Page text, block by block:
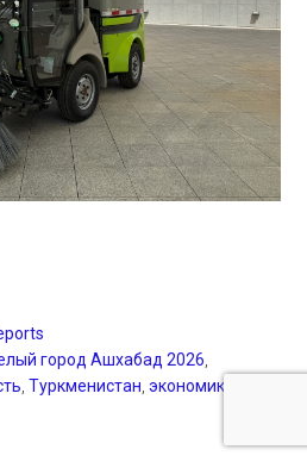
город Ашхабад 2026,
,Туркменистан,экономика